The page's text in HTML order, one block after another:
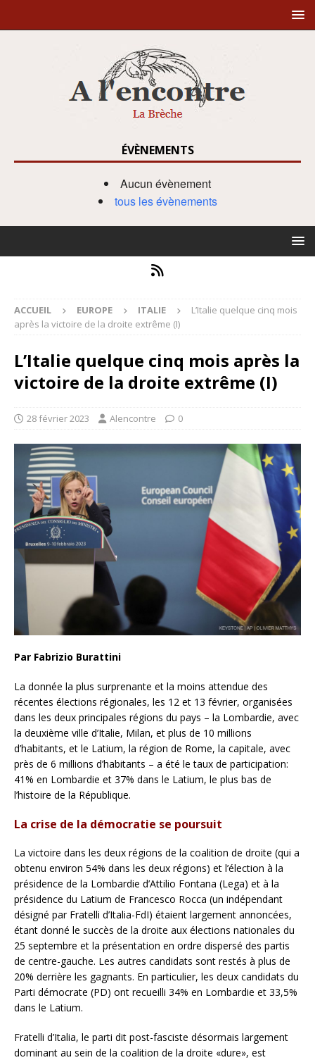
ÉVÈNEMENTS
Aucun évènement
tous les évènements
ACCUEIL EUROPE ITALIE
L’Italie quelque cinq mois
après la victoire de la droite extrême (I)
L’Italie quelque cinq mois après la
victoire de la droite extrême (I)
28 février 2023 Alencontre 0
Par Fabrizio Burattini
La donnée la plus surprenante et la moins attendue des
récentes élections régionales, les 12 et 13 février, organisées
dans les deux principales régions du pays – la Lombardie, avec
la deuxième ville d’Italie, Milan, et plus de 10 millions
d’habitants, et le Latium, la région de Rome, la capitale, avec
près de 6 millions d’habitants – a été le taux de participation:
41% en Lombardie et 37% dans le Latium, le plus bas de
l’histoire de la République.
La crise de la démocratie se poursuit
La victoire dans les deux régions de la coalition de droite (qui a
obtenu environ 54% dans les deux régions) et l’élection à la
présidence de la Lombardie d’Attilio Fontana (Lega) et à la
présidence du Latium de Francesco Rocca (un indépendant
désigné par Fratelli d’Italia-FdI) étaient largement annoncées,
étant donné le succès de la droite aux élections nationales du
25 septembre et la présentation en ordre dispersé des partis
de centre-gauche. Les autres candidats sont restés à plus de
20% derrière les gagnants. En particulier, les deux candidats du
Parti démocrate (PD) ont recueilli 34% en Lombardie et 33,5%
dans le Latium.
Fratelli d’Italia, le parti dit post-fasciste désormais largement
dominant au sein de la coalition de la droite «dure», est